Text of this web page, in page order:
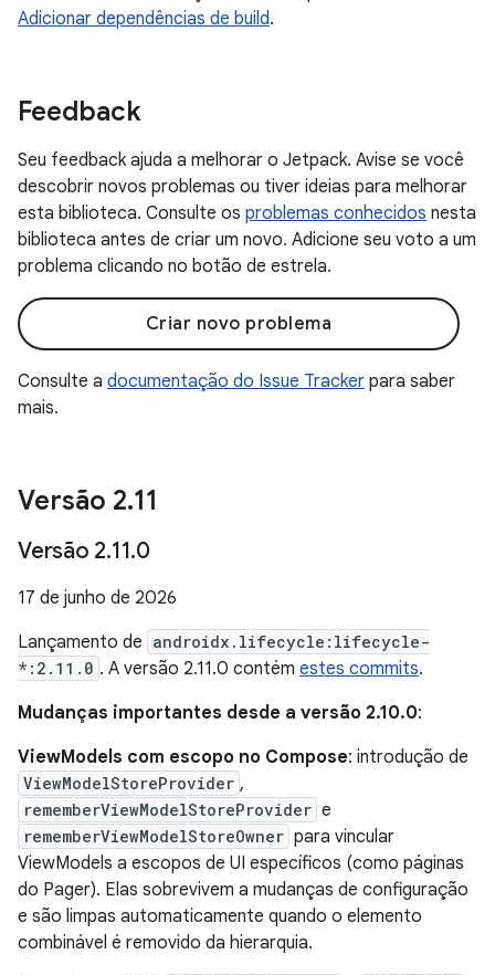
Adicionar dependências de build.
Feedback
Seu feedback ajuda a melhorar o Jetpack. Avise se você
descobrir novos problemas ou tiver ideias para melhorar
esta biblioteca. Consulte os problemas conhecidos nesta
biblioteca antes de criar um novo. Adicione seu voto a um
problema clicando no botão de estrela.
Criar novo problema
Consulte a documentação do Issue Tracker para saber
mais.
Versão 2.11
Versão 2.11.0
17 de junho de 2026
Lançamento de androidx.lifecycle:lifecycle-
*:2.11.0 . A versão 2.11.0 contém estes commits.
Mudanças importantes desde a versão 2.10.0:
ViewModels com escopo no Compose: introdução de
ViewModelStoreProvider ,
rememberViewModelStoreProvider e
rememberViewModelStoreOwner para vincular
ViewModels a escopos de UI específicos (como páginas
do Pager). Elas sobrevivem a mudanças de configuração
e são limpas automaticamente quando o elemento
combinável é removido da hierarquia.